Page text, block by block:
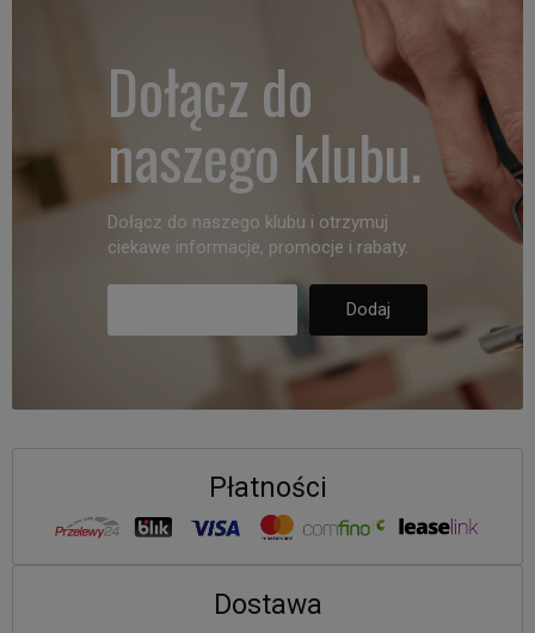
Dołącz do
naszego klubu.
Dołącz do naszego klubu i otrzymuj
ciekawe informacje, promocje i rabaty.
Płatności
Dostawa